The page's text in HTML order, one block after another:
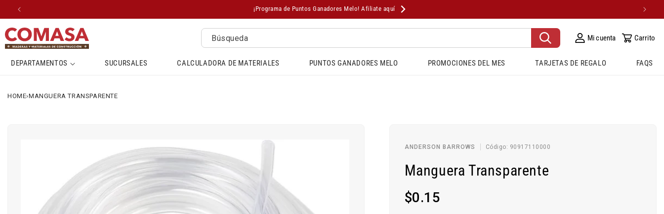
DIRECTAMENTE
AL CONTENIDO
¡Programa de Puntos Ganadores Melo! Afiliate aquí
DEPARTAMENTOS SUCURSALES CALCULADORA DE MATERIALES PUNTOS GANADORES MELO PROMOCIONES DEL MES TARJETAS DE REGALO FAQS
Búsqueda Mi cuenta Carrito
HOME›MANGUERA TRANSPARENTE
ANDERSON BARROWS Código: SKU:
90917110000
Manguera Transparente
Precio
$0.15